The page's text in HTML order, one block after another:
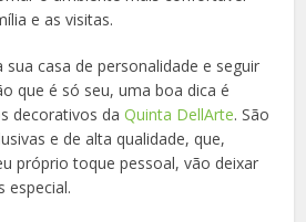
e as visitas.
sua casa de personalidade e seguir
que é só seu, uma boa dica é
decorativos daQuinta DellArte. São
e de alta qualidade, que,
próprio toque pessoal, vão deixar
especial.